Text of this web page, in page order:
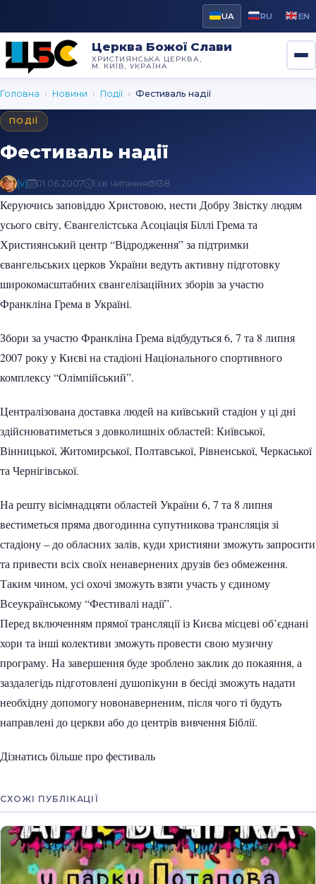
UA RU EN
Церква Божої Слави
ХРИСТИЯНСЬКА ЦЕРКВА,
М. КИЇВ, УКРАЇНА
Головна › Новини › Події › Фестиваль надії
ПОДІЇ
Фестиваль надії
(v) 01.06.2007 1 хв читання 138
Керуючись заповіддю Христовою, нести Добру Звістку людям
усього світу, Євангелістська Асоціація Біллі Грема та
Християнський центр “Відродження” за підтримки
євангельських церков України ведуть активну підготовку
широкомасштабних євангелізаційних зборів за участю
Франкліна Грема в Україні.
Збори за участю Франкліна Грема відбудуться 6, 7 та 8 липня
2007 року у Києві на стадіоні Національного спортивного
комплексу “Олімпійський”.
Централізована доставка людей на київський стадіон у ці дні
здійснюватиметься з довколишніх областей: Київської,
Вінницької, Житомирської, Полтавської, Рівненської, Черкаської
та Чернігівської.
На решту вісімнадцяти областей України 6, 7 та 8 липня
вестиметься пряма двогодинна супутникова трансляція зі
стадіону – до обласних залів, куди християни зможуть запросити
та привести всіх своїх ненавернених друзів без обмеження.
Таким чином, усі охочі зможуть взяти участь у єдиному
Всеукраїнському “Фестивалі надії”.
Перед включенням прямої трансляції із Києва місцеві об’єднані
хори та інші колективи зможуть провести свою музичну
програму. На завершення буде зроблено заклик до покаяння, а
заздалегідь підготовлені душопікуни в бесіді зможуть надати
необхідну допомогу новонаверненим, після чого ті будуть
направлені до церкви або до центрів вивчення Біблії.
Дізнатись більше про фестиваль
СХОЖІ ПУБЛІКАЦІЇ